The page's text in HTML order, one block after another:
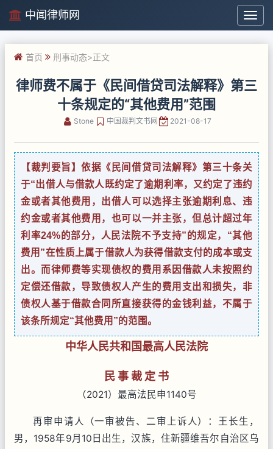
中
闻
律
中闻律师网
首页 刑事动态>正文
律师费不属于《民间借贷司法解释》第三
十条规定的“其他费用”范围
Stone 中国裁判文书网 2021-08-17
【裁判要旨】依据《民间借贷司法解释》第三十条关
于“出借人与借款人既约定了逾期利率，又约定了违约
金或者其他费用，出借人可以选择主张逾期利息、违
约金或者其他费用，也可以一并主张，但总计超过年
利率24%的部分，人民法院不予支持”的规定，“其他
费用”在性质上属于借款人为获得借款支付的成本或支
出。而律师费等实现债权的费用系因借款人未按照约
定偿还借款，导致债权人产生的费用支出和损失，非
债权人基于借款合同所直接获得的金钱利益，不属于
该条所规定“其他费用”的范围。
中华人民共和国最高人民法院
民 事 裁 定 书
（2021）最高法民申1140号
再审申请人（一审被告、二审上诉人）：王长生，
男，1958年9月10日出生，汉族，住新疆维吾尔自治区乌